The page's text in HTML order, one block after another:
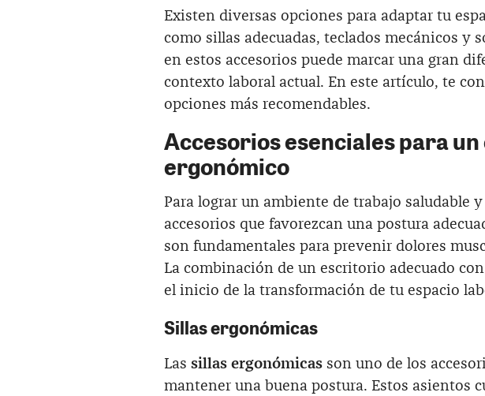
Existen diversas opciones para adaptar tu
como sillas adecuadas, teclados mecánicos y
en estos accesorios puede marcar una gran
contexto laboral actual. En este artículo, te
opciones más recomendables.
Accesorios esenciales para
ergonómico
Para lograr un ambiente de trabajo saludable
accesorios que favorezcan una postura
son fundamentales para prevenir dolores
La combinación de un escritorio adecuado
el inicio de la transformación de tu espacio
Sillas ergonómicas
Las sillas ergonómicas son uno de los
mantener una buena postura. Estos asientos